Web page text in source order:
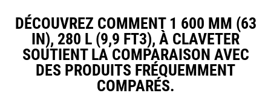
DÉCOUVREZ COMMENT 1 600 MM (63
IN), 280 L (9,9 FT3), À CLAVETER
SOUTIENT LA COMPARAISON AVEC
DES PRODUITS FRÉQUEMMENT
COMPARÉS.